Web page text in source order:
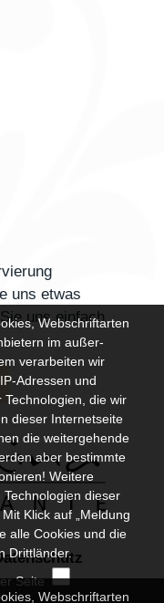
uns etwas
uns einfach
Webschriftarten
im außer-
verarbeiten wir
Adressen und
die wir
dieser Internetseite
die weitergehende
aber bestimmte
Weitere
dieser
. Mit Klick auf „Meldung
alle Cookies und die
Drittländer.
Seite
Webschriftarten